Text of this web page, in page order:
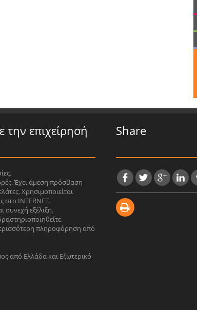
την επιχείρησή
Έχει άμεση πρόσβαση
Χρησιμοποιείται
στο INTERNET.
συνεχή εξέλιξη.
πληροφόρηση από
από Ελλάδα και Εξωτερικό
Share